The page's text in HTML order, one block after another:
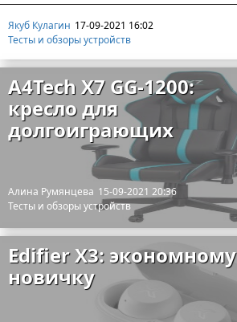
Якуб Кулагин 17-09-2021 16:02
Тесты и обзоры устройств
A4Tech X7 GG-1200:
кресло для
долгоиграющих
Алина Румянцева 15-09-2021 20:36
Тесты и обзоры устройств
Edifier X3: экономному
новичку